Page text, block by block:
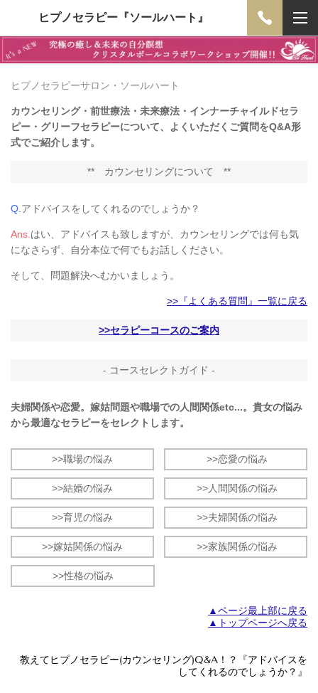
ヒプノセラピー『ソールハート』
ヒプノセラピーサロン・ソールハート
カウンセリング・前世療法・未来療法・インナーチャイルドセラ
ピー・グリーフセラピーについて、よくいただくご質問をQ&A形
式でご紹介します。
** カウンセリングについて **
Q. アドバイスをしてくれるのでしょうか？
Ans. はい、アドバイスも致しますが、カウンセリングでは何も気
になさらず、自分本位で何でもお話しください。
そして、問題解決へむかいましょう。
>>『よくある質問』一覧に戻る
>>セラピーコースのご案内
- コースセレクトガイド -
夫婦関係や恋愛。嫁姑問題や職場での人間関係etc...。貴女の悩み
から最適なセラピーをセレクトします。
>>職場の悩み >>恋愛の悩み
>>結婚の悩み >>人間関係の悩み
>>育児の悩み >>夫婦関係の悩み
>>嫁姑関係の悩み >>家族関係の悩み
>>性格の悩み
▲ページ最上部に戻る
▲トップページへ戻る
教えてヒプノセラピー(カウンセリング)Q&A！？『アドバイスを
してくれるのでしょうか？』